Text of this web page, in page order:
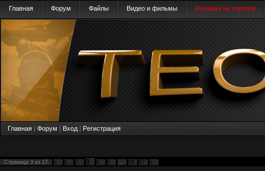
Главная Форум Файлы Видео и фильмы Реклама на портале
Главная | Форум | Вход | Регистрация
Страница 3 из 17 1 2 3 4 5 … 16 17